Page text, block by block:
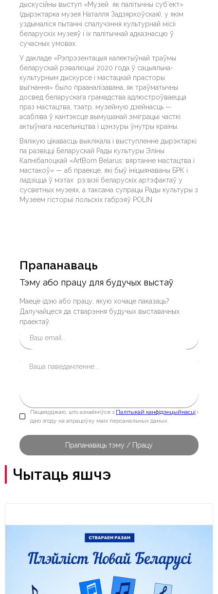
дыскусійны выступ «Музей як палітычны суб’ект»
(дырэктарка музея Наталля Задзяркоўская), у якім
уздымаліся пытанні спалучэння культурнай місіі
беларускіх музеяў і іх палітычнай адказнасцю ў
сучасных умовах.
У дакладе «Рэпрэзентацыя калектыўнай траўмы
беларускай рэвалюцыі 2020 года ў сацыяльна-
культурным дыскурсе і мастацкай прасторы
выгнання» было прааналізавана, як траўматычны
досвед беларускага грамадства адлюстроўваецца
праз мастацтва, тэатр, музейную дзейнасць —
асабліва ў кантэксце вымушанай эміграцыі часткі
актыўнага насельніцтва і цэнзуры ўнутры краіны.
Вялікую цікавасць выклікала і выступленне дырэктаркі
па развіцці Беларускай Рады культуры Эліны
Калнібалоцкай «ArtBorn Belarus: вяртанне мастацтва і
мастакоў» — аб праекце, які быў ініцыянаваны БРК і
ладзіцца ў мэтах рэ:візіі беларускіх артэфактаў у
сусветных музеях, а таксама супрацы Рады культуры з
Музеем гісторыі польскіх габрэяў POLIN
Прапанаваць
Тэму або працу для будучых выстаў
Маеце ідэю або працу, якую хочаце паказаць?
Далучайцеся да стварэння будучых выставачных
праектаў.
Пацвярджаю, што азнаёміўся з Палітыкай канфідэнцыйнасці і
даю згоду на апрацоўку маіх персанальных даных.
Чытаць яшчэ